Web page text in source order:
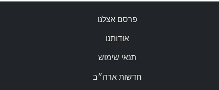
פרסם אצלנו
אודותנו
תנאי שימוש
חדשות ארה״ב